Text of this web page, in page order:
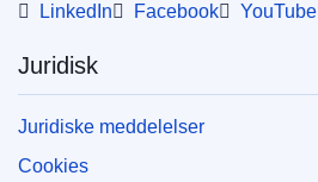
LinkedIn Facebook YouTube
Juridisk
Juridiske meddelelser
Cookies